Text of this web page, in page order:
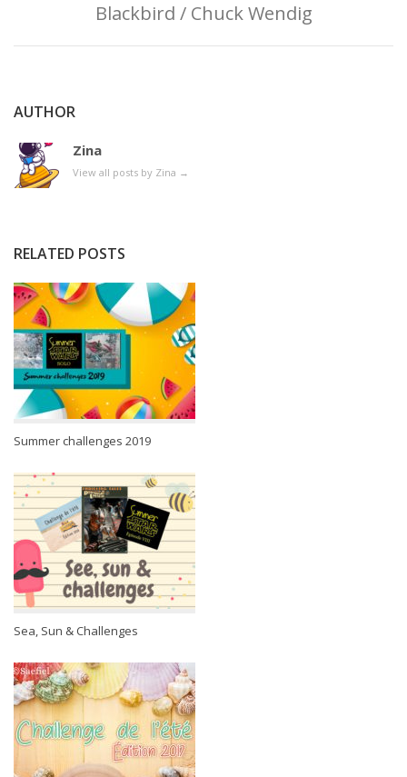
Blackbird / Chuck Wendig
AUTHOR
Zina
View all posts by Zina →
RELATED POSTS
Summer challenges 2019
Sea, Sun & Challenges